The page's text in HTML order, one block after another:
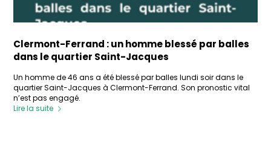
Clermont-Ferrand : un homme blessé par balles
dans le quartier Saint-Jacques
Un homme de 46 ans a été blessé par balles lundi soir dans le
quartier Saint-Jacques à Clermont-Ferrand. Son pronostic vital
n’est pas engagé.
Lire la suite